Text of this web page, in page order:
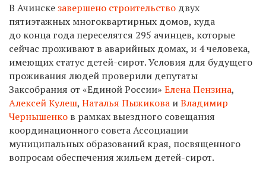
В Ачинскезавершено строительство двух
пятиэтажных многоквартирных домов, куда
до конца года переселятся 295 ачинцев, которые
сейчас проживают в аварийных домах, и 4 человека,
имеющих статус детей-сирот. Условия для будущего
проживания людей проверили депутаты
Заксобрания от «Единой России» Елена Пензина,
Алексей Кулеш, Наталья Пыжикова иВладимир
Чернышенко в рамках выездного совещания
координационного совета Ассоциации
муниципальных образований края, посвященного
вопросам обеспечения жильем детей-сирот.